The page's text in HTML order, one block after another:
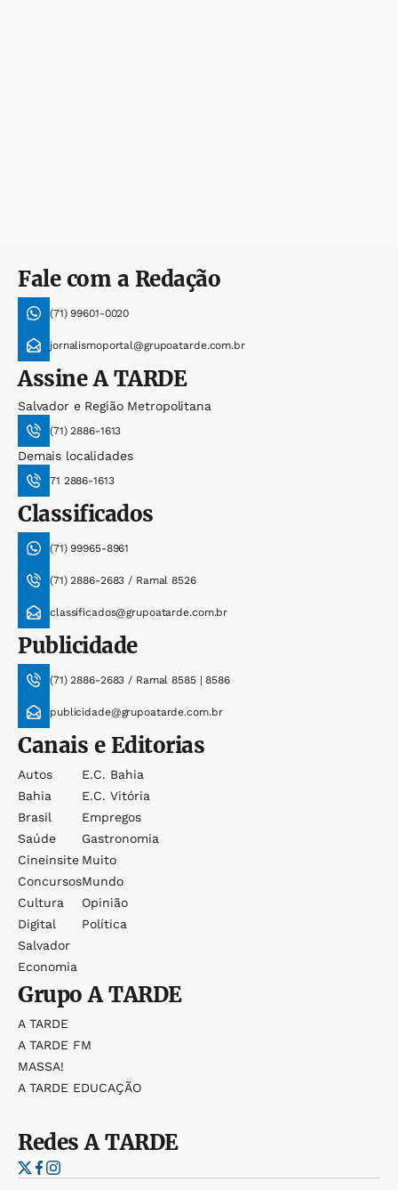
Fale com a Redação
(71) 99601-0020
jornalismoportal@grupoatarde.com.br
AssineA TARDE
Salvador e Região Metropolitana
(71) 2886-1613
Demais localidades
71 2886-1613
Classificados
(71) 99965-8961
(71) 2886-2683 / Ramal 8526
classificados@grupoatarde.com.br
Publicidade
(71) 2886-2683 / Ramal 8585 | 8586
publicidade@grupoatarde.com.br
Canais e Editorias
Autos
Bahia
Brasil
Saúde
Cineinsite
Concursos
Cultura
Digital
Salvador
Economia
E.c. Bahia
E.c. Vitória
Empregos
Gastronomia
Muito
Mundo
Opinião
Política
GrupoA TARDE
A TARDE
A TARDE FM
MASSA!
A TARDE EDUCAÇÃO
RedesA TARDE